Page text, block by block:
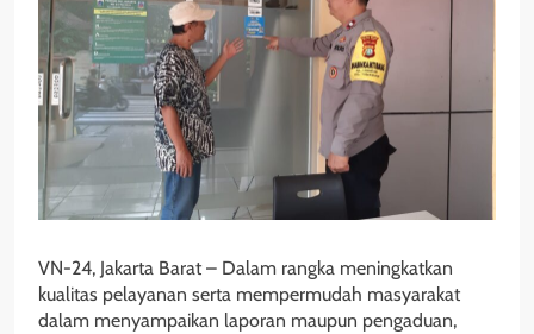
VN-24, Jakarta Barat – Dalam rangka meningkatkan
kualitas pelayanan serta mempermudah masyarakat
dalam menyampaikan laporan maupun pengaduan,